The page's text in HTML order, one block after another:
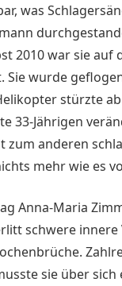
was
2010 war sie auf
Sie wurde
stürzte
33-Jährigen
zum anderen
mehr wie es
Anna-Maria
schwere innere
sie über sich